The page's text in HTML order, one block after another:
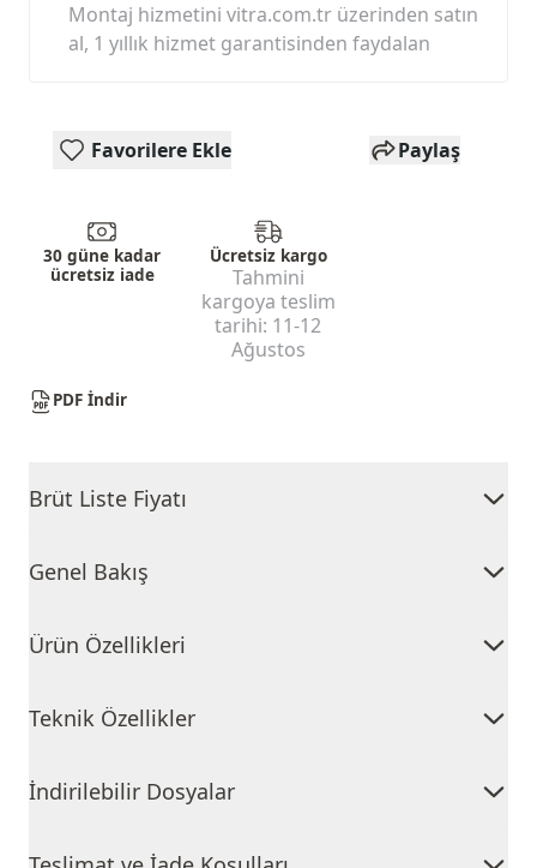
Montaj hizmetini vitra.com.tr üzerinden satın
al, 1 yıllık hizmet garantisinden faydalan
Favorilere Ekle Paylaş
30 güne kadar
ücretsiz iade
Ücretsiz kargo
Tahmini
kargoya teslim
tarihi: 11-12
Ağustos
PDF İndir
Brüt Liste Fiyatı
Genel Bakış
Ürün Özellikleri
Teknik Özellikler
İndirilebilir Dosyalar